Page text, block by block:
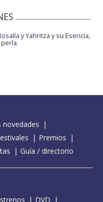
y Yahritza y su Esencia,
perla
novedades
Premios
Guía / directorio
DVD